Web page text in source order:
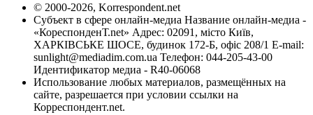
© 2000-2026, Korrespondent.net
Субъект в сфере онлайн-медиа Название онлайн-медиа -
«КореспонденТ.net» Адрес: 02091, місто Київ,
ХАРКІВСЬКЕ ШОСЕ, будинок 172-Б, офіс 208/1 E-mail:
sunlight@mediadim.com.ua Телефон: 044-205-43-00
Идентификатор медиа - R40-06068
Использование любых материалов, размещённых на
сайте, разрешается при условии ссылки на
Корреспондент.net.